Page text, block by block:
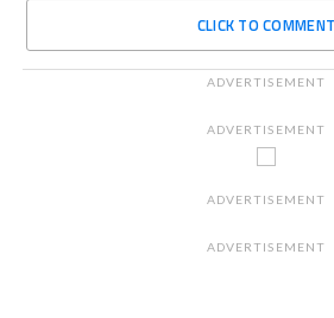
CLICK TO COMMENT
ADVERTISEMENT
ADVERTISEMENT
ADVERTISEMENT
ADVERTISEMENT